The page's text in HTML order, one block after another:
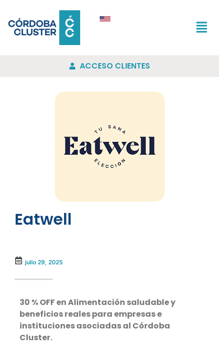
ACCESO CLIENTES
julio 29, 2025
30 % OFF en Alimentación saludable y
beneficios reales para empresas e
instituciones asociadas al Córdoba
Cluster.
Eatwell